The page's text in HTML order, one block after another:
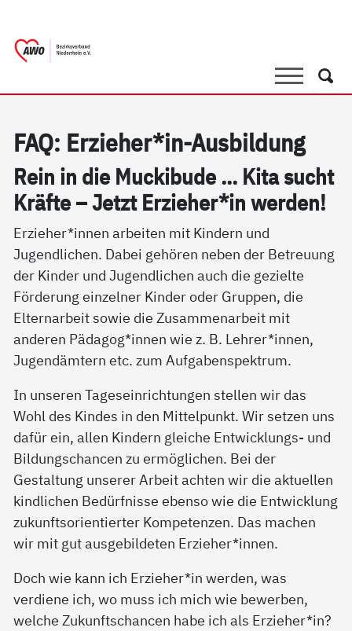
SucheSuche
FAQ: Er­zie­her*in-Aus­bil­dung
Rein in die Mu­cki­bu­de ... Ki­ta sucht
Kräf­te – Jetzt Er­zie­her*in wer­den!
Erzieher*innen arbeiten mit Kindern und
Jugendlichen. Dabei gehören neben der Betreuung
der Kinder und Jugendlichen auch die gezielte
Förderung einzelner Kinder oder Gruppen, die
Elternarbeit sowie die Zusammenarbeit mit
anderen Pädagog*innen wie z. B. Lehrer*innen,
Jugendämtern etc. zum Aufgabenspektrum.
In unseren Tageseinrichtungen stellen wir das
Wohl des Kindes in den Mittelpunkt. Wir setzen uns
dafür ein, allen Kindern gleiche Entwicklungs- und
Bildungschancen zu ermöglichen. Bei der
Gestaltung unserer Arbeit achten wir die aktuellen
kindlichen Bedürfnisse ebenso wie die Entwicklung
zukunftsorientierter Kompetenzen. Das machen
wir mit gut ausgebildeten Erzieher*innen.
Doch wie kann ich Erzieher*in werden, was
verdiene ich, wo muss ich mich wie bewerben,
welche Zukunftschancen habe ich als Erzieher*in?